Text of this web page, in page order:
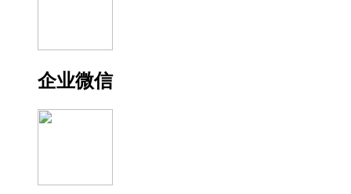
企业微信